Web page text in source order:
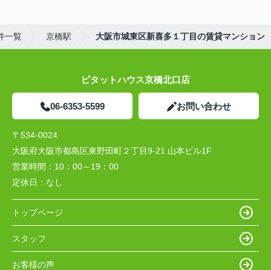
一覧 京橋駅 大阪市城東区新喜多１丁目の賃貸マンション
ピタットハウス京橋北口店
06-6353-5599 お問い合わせ
〒534-0024
大阪府大阪市都島区東野田町２丁目9-21 山本ビル1F
営業時間： 10：00～19：00
定休日： なし
トップページ
スタッフ
お客様の声